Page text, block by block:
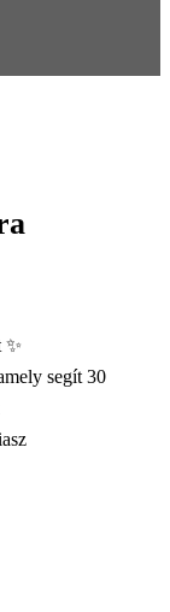
✨
segít 30